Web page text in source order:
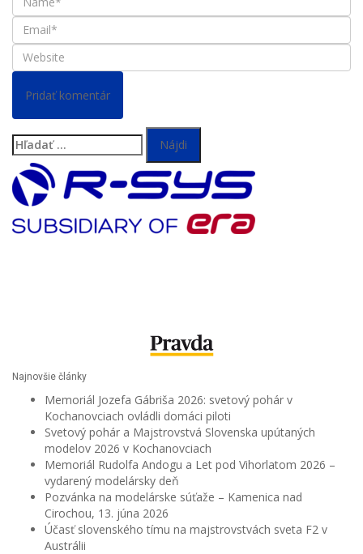
Hľadať:
Najnovšie články
Memoriál Jozefa Gábriša 2026: svetový pohár v
Kochanovciach ovládli domáci piloti
Svetový pohár a Majstrovstvá Slovenska upútaných
modelov 2026 v Kochanovciach
Memoriál Rudolfa Andogu a Let pod Vihorlatom 2026 –
vydarený modelársky deň
Pozvánka na modelárske súťaže – Kamenica nad
Cirochou, 13. júna 2026
Účasť slovenského tímu na majstrovstvách sveta F2 v
Austrálii